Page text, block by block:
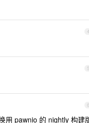
4
5
6
用 pawnio 的 nightly 构建